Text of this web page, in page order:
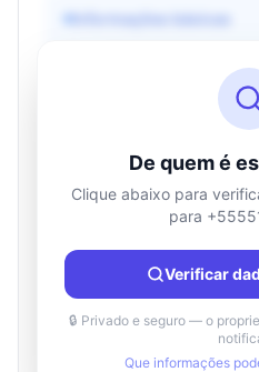
Informações básicas
Informações de
País
Cidade
Região
De quem é
Clique abaixo para
para
Verificar
🔒 Privado e seguro — o
Que informações